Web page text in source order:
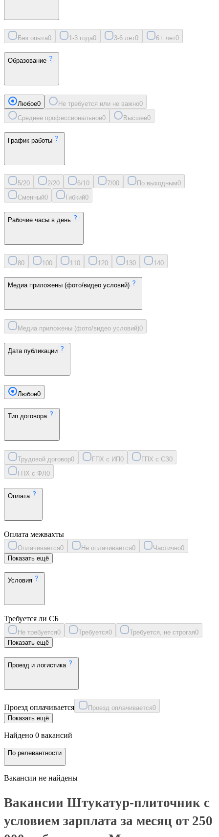
Без опыта0 1-3 года0 3-6 лет0 6+ лет0
Образование
Любое0 Не требуется или не важно0
Среднее профессиональное0 Высшее0
График работы
5/20 2/20 6/10 7/00 По выходным0
Сменный0 Гибкий0
Рабочие часы в день
80 100 11 0 120 130 140
Медиа приложены (фото/видео условий)
Медиа приложены (фото/видео условий)0
Дата публикации
Любое0
Тип договора
Трудовой договор0 ГПХ с ИП0 ГПХ с СЗ0
ГПХ с ФЛ 0
Оплата
Оплата межвахты
Оплачивается0 Не оплачивается0 Частично0
Показать ещё
Условия
Требуется ли СБ
Не требуется0 Требуется0 Требуется, не строгая0
Показать ещё
Проезд и логистика
Проезд оплачивается Проезд оплачивается0
Показать ещё
Найдено 0 вакансий
По релевантности
Вакансии не найдены
Вакансии Штукатур-плиточник с
условием зарплата за месяц от 250